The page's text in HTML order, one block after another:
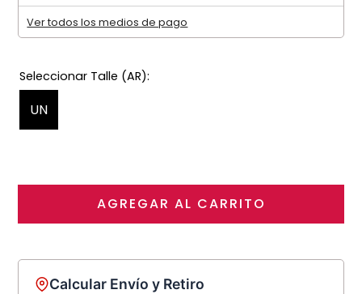
Ver todos los medios de pago
UN
AGREGAR AL CARRITO
Calcular Envío y Retiro